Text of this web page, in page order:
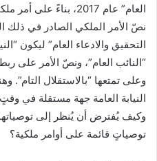
العام” عام 2017، بناءً
نصّ الأمر الملكي الصادر في ذلك
التحقيق والادعاء العام” ليكون
“النائب العام”، ونصّ الأمر على
وعلى تمتعها “بالاستقلال
النيابة العامة جهة مستقلة في
وكيف يُفترض أن يُنظر إلى
توصياتٍ قائمة على أوامر ملكية؟